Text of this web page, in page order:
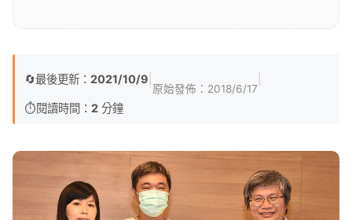
🔄最後更新： 2021/10/9
原始發佈： 2018/6/17
⏱️閱讀時間： 2 分鐘